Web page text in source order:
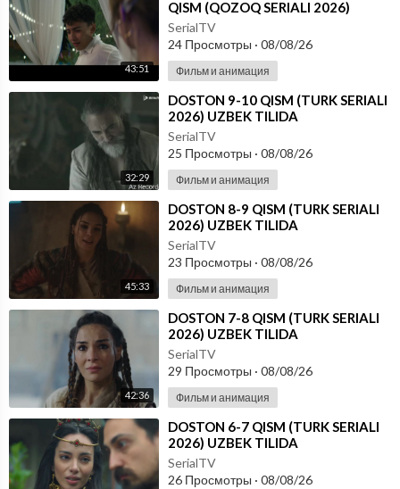
43:51
QISM (QOZOQ SERIALI 2026)
UZBEK TILIDA
SerialTV
24 Просмотры · 08/08/26
Фильм и анимация
32:29
⁣DOSTON 9-10 QISM (TURK SERIALI
2026) UZBEK TILIDA
SerialTV
25 Просмотры · 08/08/26
Фильм и анимация
45:33
⁣DOSTON 8-9 QISM (TURK SERIALI
2026) UZBEK TILIDA
SerialTV
23 Просмотры · 08/08/26
Фильм и анимация
42:36
⁣DOSTON 7-8 QISM (TURK SERIALI
2026) UZBEK TILIDA
SerialTV
29 Просмотры · 08/08/26
Фильм и анимация
⁣DOSTON 6-7 QISM (TURK SERIALI
2026) UZBEK TILIDA
SerialTV
26 Просмотры · 08/08/26